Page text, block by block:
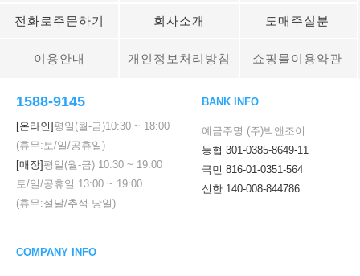
전화로주문하기 회사소개 도매주실분
이용안내 개인정보처리방침 쇼핑몰이용약관
1588-9145
[온라인]평일(월-금)10:30 ~ 18:00
(휴무:토/일/공휴일)
[매장]평일(월-금) 10:30 ~ 19:00
토/일/공휴일 13:00 ~ 19:00
(휴무:설날/추석 당일)
BANK INFO
예금주명 (주)빅앤조이
농협 301-0385-8649-11
국민 816-01-0351-564
신한 140-008-844786
COMPANY INFO